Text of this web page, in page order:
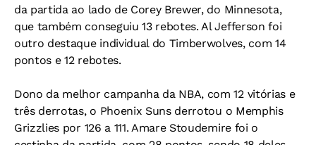
da partida ao lado de Corey Brewer, do Minnesota,
que também conseguiu 13 rebotes. Al Jefferson foi
outro destaque individual do Timberwolves, com 14
pontos e 12 rebotes.
Dono da melhor campanha da NBA, com 12 vitórias e
três derrotas, o Phoenix Suns derrotou o Memphis
Grizzlies por 126 a 111. Amare Stoudemire foi o